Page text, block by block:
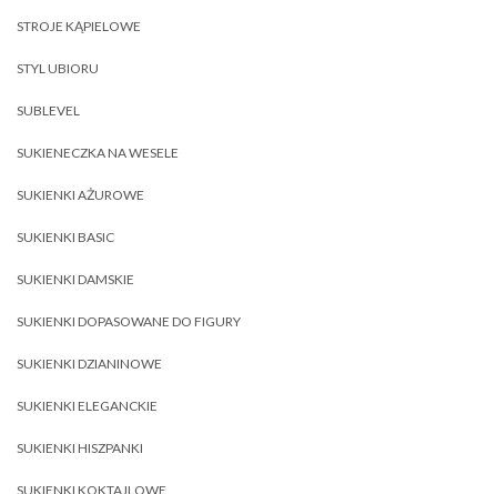
STROJE KĄPIELOWE
STYL UBIORU
SUBLEVEL
SUKIENECZKA NA WESELE
SUKIENKI AŻUROWE
SUKIENKI BASIC
SUKIENKI DAMSKIE
SUKIENKI DOPASOWANE DO FIGURY
SUKIENKI DZIANINOWE
SUKIENKI ELEGANCKIE
SUKIENKI HISZPANKI
SUKIENKI KOKTAJLOWE